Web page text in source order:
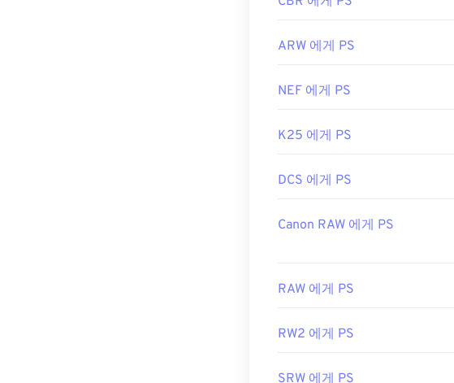
ARW 에게 PS
NEF 에게 PS
K25 에게 PS
DCS 에게 PS
Canon RAW 에게 PS
RAW 에게 PS
RW2 에게 PS
SRW 에게 PS